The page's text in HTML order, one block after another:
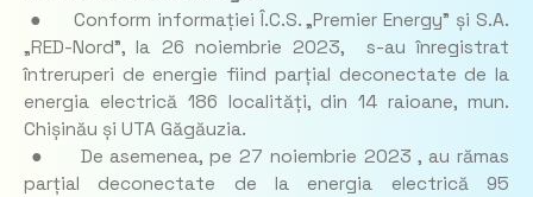
● Conform informației Î.C.S. „Premier Energy” și S.A.
„RED-Nord”, la 26 noiembrie 2023, s-au înregistrat
întreruperi de energie fiind parțial deconectate de la
energia electrică 186 localități, din 14 raioane, mun.
Chișinău și UTA Găgăuzia.
● De asemenea, pe 27 noiembrie 2023 , au rămas
parțial deconectate de la energia electrică 95